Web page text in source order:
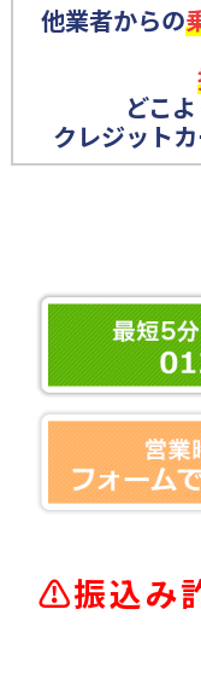
他業者からの
どこ
クレジット
⚠️振込み